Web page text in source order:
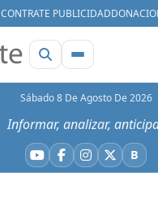
CONTRATE PUBLICIDAD
Sábado 8 De Agosto De 2026
Informar, analizar,
YouTube
Facebook
Instagram
X B